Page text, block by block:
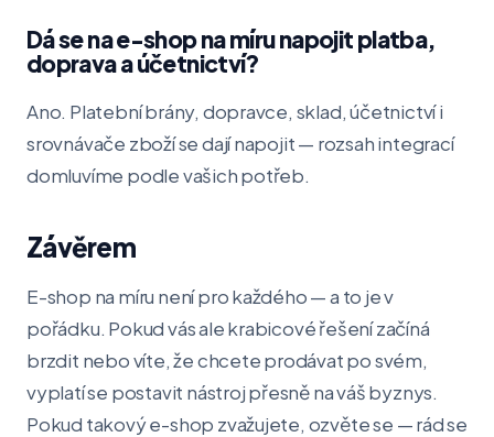
Dá se na e-shop na míru napojit platba,
doprava a účetnictví?
Ano. Platební brány, dopravce, sklad, účetnictví i
srovnávače zboží se dají napojit — rozsah integrací
domluvíme podle vašich potřeb.
Závěrem
E-shop na míru není pro každého — a to je v
pořádku. Pokud vás ale krabicové řešení začíná
brzdit nebo víte, že chcete prodávat po svém,
vyplatí se postavit nástroj přesně na váš byznys.
Pokud takový e-shop zvažujete, ozvěte se — rád se